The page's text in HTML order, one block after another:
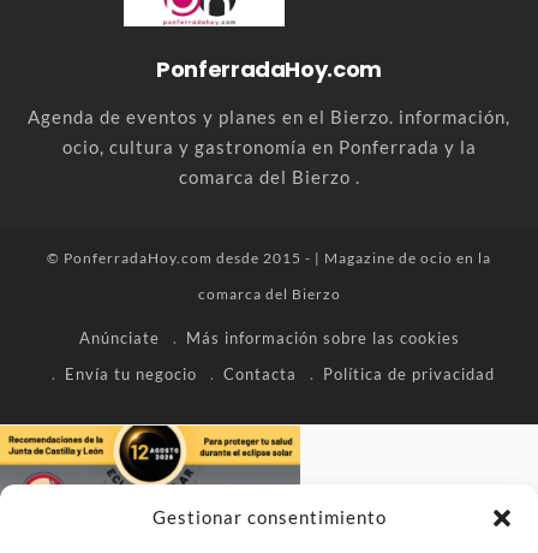
Gestionar consentimiento
PonferradaHoy.com
Agenda de eventos y planes en el Bierzo. información,
ocio, cultura y gastronomía en Ponferrada y la
comarca del Bierzo .
© PonferradaHoy.com desde 2015 - | Magazine de ocio en la
comarca del Bierzo
Anúnciate
Más información sobre las cookies
Envía tu negocio
Contacta Política de privacidad